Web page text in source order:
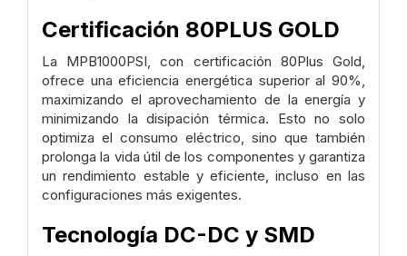
Certificación 80PLUS GOLD
La MPB1000PSI, con certificación 80Plus Gold,
ofrece una eficiencia energética superior al 90%,
maximizando el aprovechamiento de la energía y
minimizando la disipación térmica. Esto no solo
optimiza el consumo eléctrico, sino que también
prolonga la vida útil de los componentes y garantiza
un rendimiento estable y eficiente, incluso en las
configuraciones más exigentes.
Tecnología DC-DC y SMD